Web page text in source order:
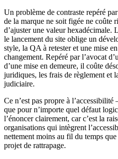
Un problème de contraste repéré
de la marque ne soit figée ne
d’ajuster une valeur hexadécimale.
le lancement du site oblige un
style, la QA à retester et une mise
changement. Repéré par l’avocat
d’une mise en demeure, il coûte
juridiques, les frais de règlement et
judiciaire.
Ce n’est pas propre à
que pour n’importe quel défaut
l’énoncer clairement, car c’est la
organisations qui intègrent
nettement moins au fil du temps
projet de rattrapage.